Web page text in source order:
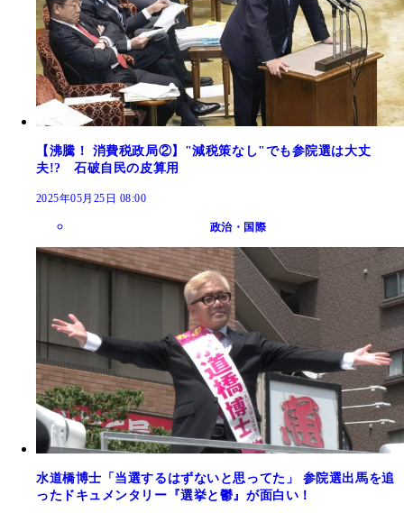
【沸騰！ 消費税政局②】"減税策なし"でも参院選は大丈
夫!? 石破自民の皮算用
2025年05月25日 08:00
政治・国際
水道橋博士「当選するはずないと思ってた」 参院選出馬を追
ったドキュメンタリー『選挙と鬱』が面白い！